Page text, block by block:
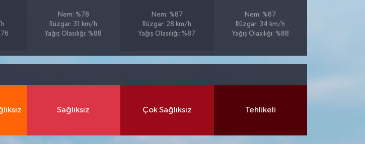
Nem: %78
Rüzgar: 31 km/h
Yağış Olasılığı: %88
Nem: %87
Rüzgar: 28 km/h
Yağış Olasılığı: %87
Nem: %87
Rüzgar: 34 km/h
Yağış Olasılığı: %88
Sağlıksız Çok Sağlıksız Tehlikeli